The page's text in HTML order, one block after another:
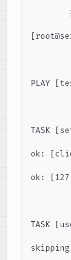
PLAY
TASK
ok:
ok:
TASK